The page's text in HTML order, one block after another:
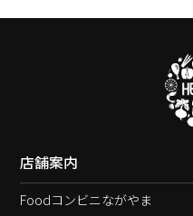
店舗案内
Foodコンビニながやま